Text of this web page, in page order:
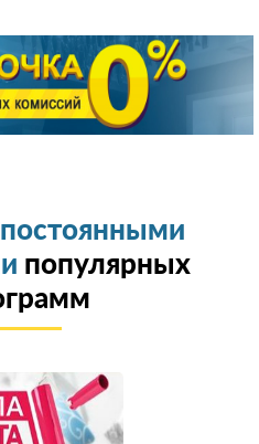
постоянными
популярных